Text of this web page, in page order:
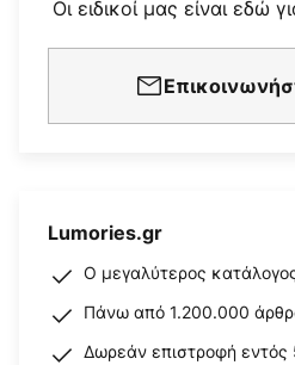
Οι ειδικοί μας είναι εδώ
Lumories.gr
Ο μεγαλύτερος
Πάνω από 1.200.000
Δωρεάν επιστροφή